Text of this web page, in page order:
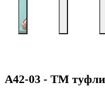
А42-03 - ТМ